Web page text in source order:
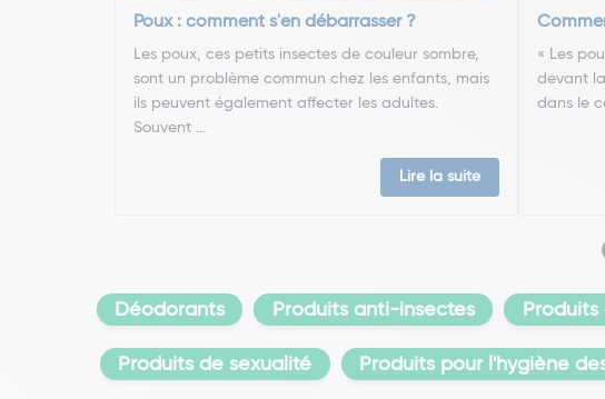
Poux : comment s'en débarrasser ?
Les poux, ces petits insectes de couleur sombre,
sont un problème commun chez les enfants, mais
ils peuvent également affecter les adultes.
Souvent ...
Lire la suite
« Les
devant
dans le
Déodorants Produits anti-insectes
Produits de sexualité Produits pour l'hygiène